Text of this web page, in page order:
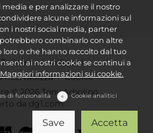
Termini e condizioni
riservatezza
Cookie
© 2026 Tony Arbolino
da dg1.com
e per analizzare il nostro
alcune informazioni sul
i nostri social media, partner
combinarlo con altre
o che hanno raccolto dal tuo
ai nostri cookie se continui a
Maggiori informazioni sui cookie.
di funzionalità Cookie analitici
Accetta
Save